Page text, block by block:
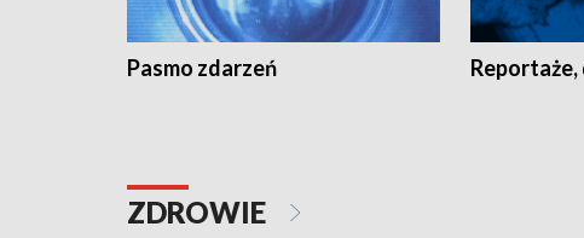
Pasmo zdarzeń
ZDROWIE